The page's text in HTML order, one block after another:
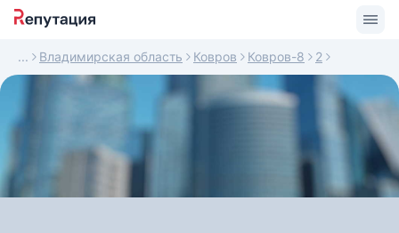
Владимирская область Ковров Ковров-8 2